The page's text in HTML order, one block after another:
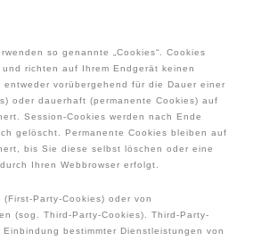
so genannte „Cookies“. Cookies
richten auf Ihrem Endgerät keinen
vorübergehend für die Dauer einer
oder dauerhaft (permanente Cookies) auf
Session-Cookies werden nach Ende
gelöscht. Permanente Cookies bleiben auf
bis Sie diese selbst löschen oder eine
Ihren Webbrowser erfolgt.
Party-Cookies) oder von
(sog. Third-Party-Cookies). Third-Party-
bestimmter Dienstleistungen von